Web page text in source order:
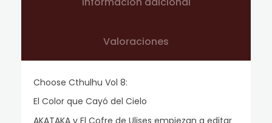
Valoraciones
Choose Cthulhu Vol 8:
El Color que Cayó del Cielo
AKATAKA y El Cofre de Ulises empiezan a editar